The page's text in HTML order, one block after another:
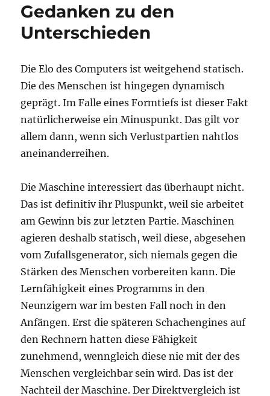
Gedanken zu den
Unterschieden
Die Elo des Computers ist weitgehend statisch.
Die des Menschen ist hingegen dynamisch
geprägt. Im Falle eines Formtiefs ist dieser Fakt
natürlicherweise ein Minuspunkt. Das gilt vor
allem dann, wenn sich Verlustpartien nahtlos
aneinanderreihen.
Die Maschine interessiert das überhaupt nicht.
Das ist definitiv ihr Pluspunkt, weil sie arbeitet
am Gewinn bis zur letzten Partie. Maschinen
agieren deshalb statisch, weil diese, abgesehen
vom Zufallsgenerator, sich niemals gegen die
Stärken des Menschen vorbereiten kann. Die
Lernfähigkeit eines Programms in den
Neunzigern war im besten Fall noch in den
Anfängen. Erst die späteren Schachengines auf
den Rechnern hatten diese Fähigkeit
zunehmend, wenngleich diese nie mit der des
Menschen vergleichbar sein wird. Das ist der
Nachteil der Maschine. Der Direktvergleich ist